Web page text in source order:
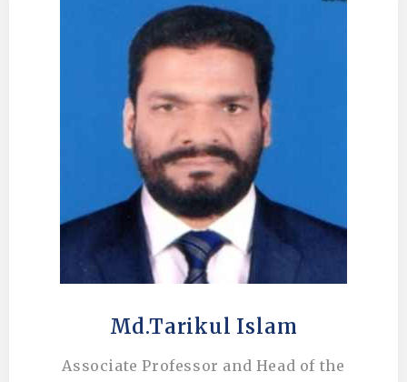
Md.Tarikul Islam
Associate Professor and Head of the